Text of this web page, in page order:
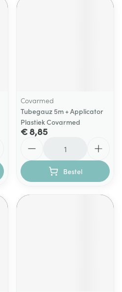
Covarmed
Tubegauz 5m + Applicator
Plastiek Covarmed
€ 8,85
Bestel